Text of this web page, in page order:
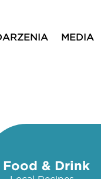
MEDIA
Food & Drink